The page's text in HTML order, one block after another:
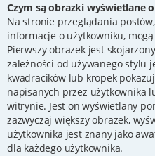
Czym są obrazki wyświetlane
Na stronie przeglądania
informacje o użytkowniku,
Pierwszy obrazek jest
zależności od używanego stylu
kwadracików lub kropek
napisanych przez użytkownika
witrynie. Jest on wyświetlany
zazwyczaj większy obrazek,
użytkownika jest znany jako
dla każdego użytkownika.